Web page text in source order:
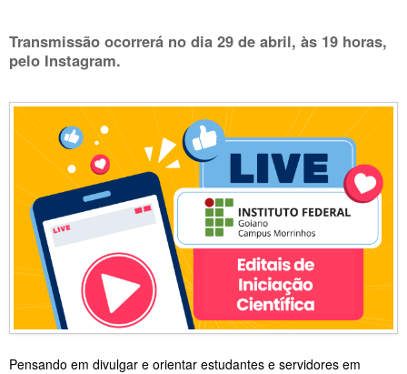
Transmissão ocorrerá no dia 29 de abril, às 19 horas,
pelo Instagram.
Pensando em divulgar e orientar estudantes e servidores em